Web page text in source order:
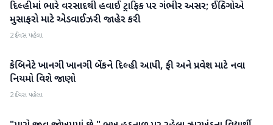
રાષ્ટ્રીય
દિલ્હીમાં ભારે વરસાદથી હવાઈ ટ્રાફિક પર ગંભીર અસર; ઈન્ડિગોએ
મુસાફરો માટે એડવાઈઝરી જાહેર કરી
2 દિવસ પહેલા
રાષ્ટ્રીય
કેબિનેટે ખાનગી ખાનગી બેંકને દિલ્હી આપી, ફી અને પ્રવેશ માટે નવા
નિયમો વિશે જાણો
2 દિવસ પહેલા